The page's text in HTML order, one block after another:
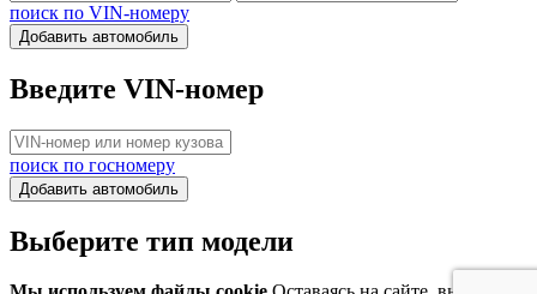
поиск по VIN-номеру
Добавить автомобиль
Введите VIN-номер
поиск по госномеру
Добавить автомобиль
Выберите тип модели